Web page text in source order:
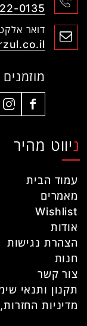
0135
דואר
ניווט מהיר
עמוד הבית
מאמרים
Wishlist
אודות
הצהרת נגישות
חנות
צור קשר
תקנון ותנאי
מדיניות